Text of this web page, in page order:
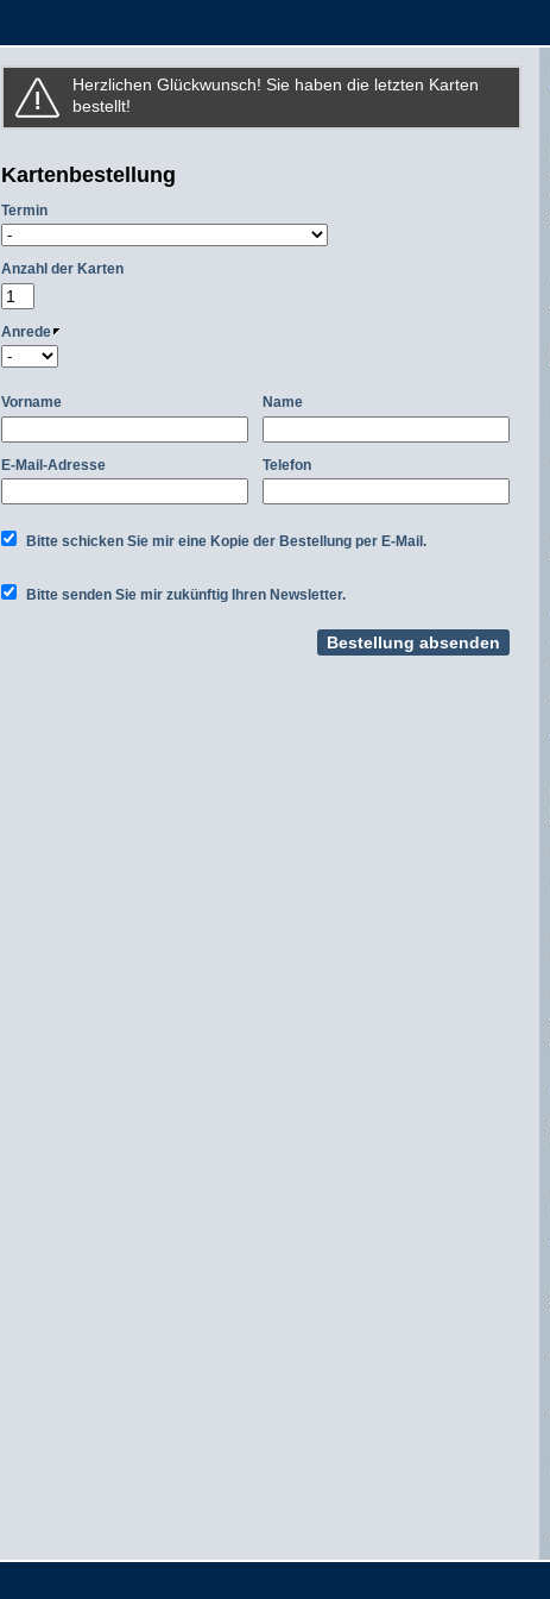
Herzlichen Glückwunsch! Sie haben die letzten Karten
bestellt!
Kartenbestellung
Termin
Anzahl der Karten
Anrede
Vorname
E-Mail-Adresse
Name
Telefon
Bitte schicken Sie mir eine Kopie der Bestellung per E-Mail.
Bitte senden Sie mir zukünftig Ihren Newsletter.